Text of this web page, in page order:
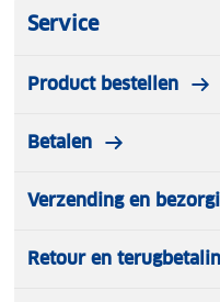
mooiste natuurgebieden.
Service
Product bestellen
Betalen
Verzending en
Retour en